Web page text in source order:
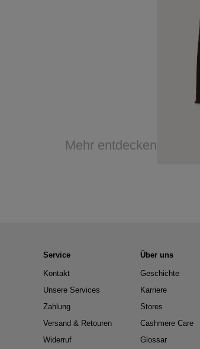
Mehr entdecken
Service
Kontakt
Unsere Services
Zahlung
Versand & Retouren
Widerruf
Über uns
Geschichte
Karriere
Stores
Cashmere Care
Glossar